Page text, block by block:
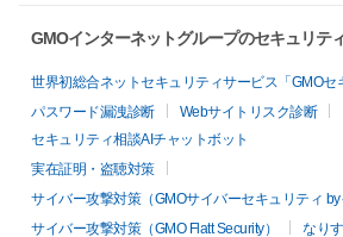
GMOインターネットグループのセキュリテ
世界初総合ネットセキュリティサービス「GMOセ
パスワード漏洩診断
Webサイトリスク診断
セキュリティ相談AIチャットボット
実在証明・盗聴対策
サイバー攻撃対策（GMOサイバーセキュリティ by
サイバー攻撃対策（GMO Flatt Security）
なり